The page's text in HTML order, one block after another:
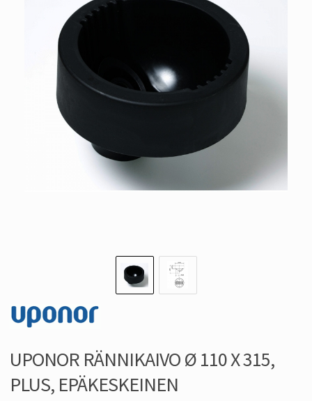
UPONOR RÄNNIKAIVO Ø 110 X 315,
PLUS, EPÄKESKEINEN